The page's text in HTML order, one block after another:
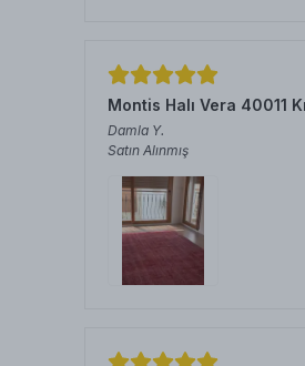
Montis Halı Vera 40011
Damla Y.
Satın Alınmış